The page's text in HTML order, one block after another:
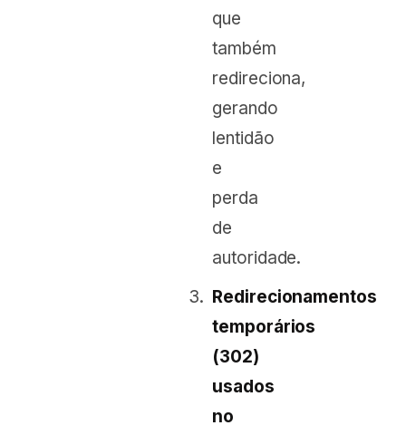
que
também
redireciona,
gerando
lentidão
e
perda
de
autoridade.
Redirecionamentos
temporários
(302)
usados
no